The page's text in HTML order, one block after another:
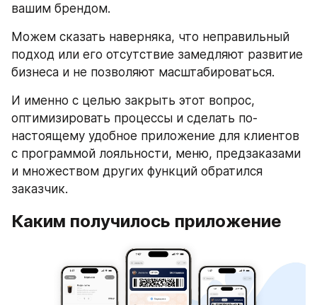
вашим брендом.
Можем сказать наверняка, что неправильный
подход или его отсутствие замедляют развитие
бизнеса и не позволяют масштабироваться.
И именно с целью закрыть этот вопрос,
оптимизировать процессы и сделать по-
настоящему удобное приложение для клиентов
с программой лояльности, меню, предзаказами
и множеством других функций обратился
заказчик.
Каким получилось приложение